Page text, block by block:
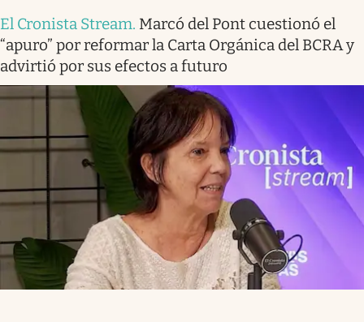
El Cronista Stream. Marcó del Pont cuestionó el
“apuro” por reformar la Carta Orgánica del BCRA y
advirtió por sus efectos a futuro